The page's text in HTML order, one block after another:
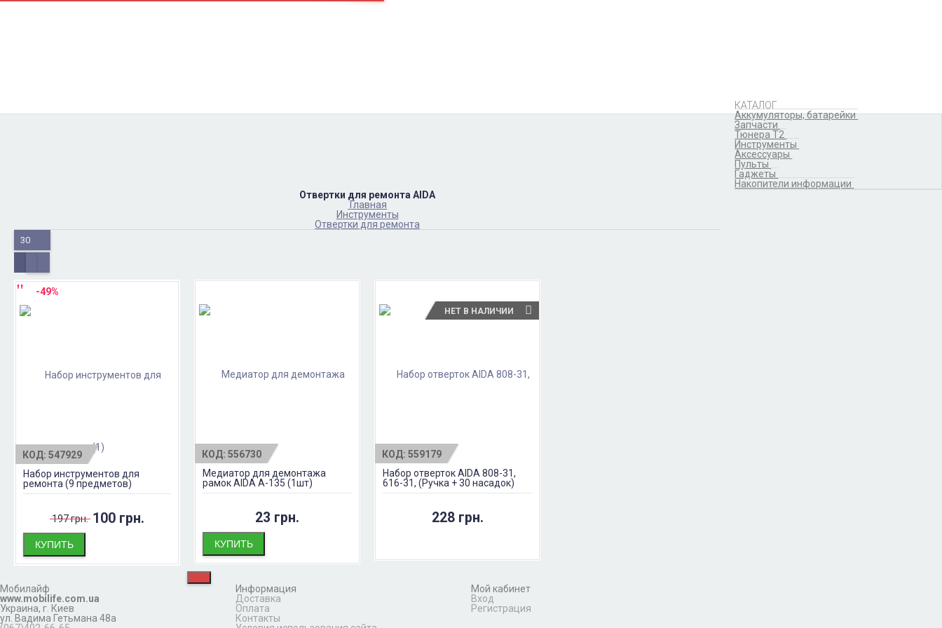
Накопители информации
КАТАЛОГ
Аккумуляторы, батарейки
Запчасти
Тюнера T2
Инструменты
Аксессуары
Пульты
Гаджеты
Накопители информации
Отвертки для ремонта AIDA
Главная
Инструменты
Отвертки для ремонта
30
КОД: 547929
-49%
(1)
Набор инструментов для
ремонта (9 предметов)
197 грн. 100 грн.
КУПИТЬ
КОД: 556730
Медиатор для демонтажа
рамок AIDA A-135 (1шт)
23 грн.
КУПИТЬ
НЕТ В НАЛИЧИИ
КОД: 559179
Набор отверток AIDA 808-31,
616-31, (Ручка + 30 насадок)
Граната
228 грн.
Мобилайф
www.mobilife.com.ua
Украина, г. Киев
ул. Вадима Гетьмана 48а
Информация
Доставка
Оплата
Контакты
Мой кабинет
Вход
Регистрация